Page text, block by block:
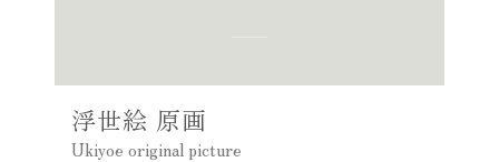
浮世絵 原画
Ukiyoe original picture